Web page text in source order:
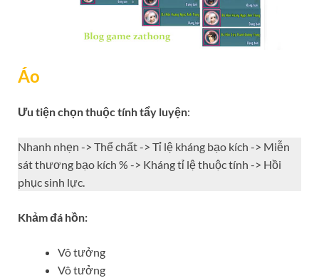
Áo
Ưu tiện chọn thuộc tính tẩy luyện:
Nhanh nhẹn -> Thể chất -> Tỉ lệ kháng bạo kích -> Miễn
sát thương bạo kích % -> Kháng tỉ lệ thuộc tính -> Hồi
phục sinh lực.
Khảm đá hồn:
Vô tưởng
Vô tưởng